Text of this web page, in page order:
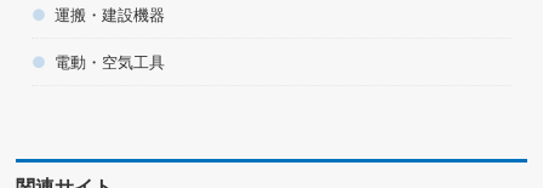
運搬・建設機器
電動・空気工具